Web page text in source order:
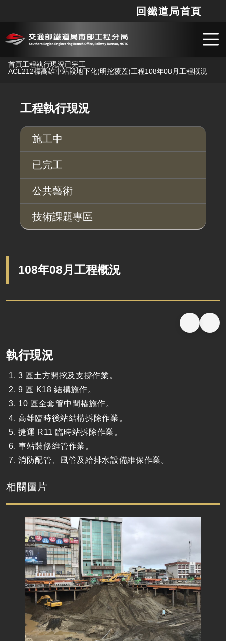
跳到主要內容
回鐵道局首頁
首頁工程執行現況已完工
ACL212標高雄車站段地下化(明挖覆蓋)工程108年08月工程概況
工程執行現況
施工中
已完工
公共藝術
技術課題專區
108年08月工程概況
執行現況
3 區土方開挖及支撐作業。
9 區 K18 結構施作。
10 區全套管中間樁施作。
高雄臨時後站結構拆除作業。
捷運 R11 臨時站拆除作業。
車站裝修維管作業。
消防配管、風管及給排水設備維保作業。
相關圖片